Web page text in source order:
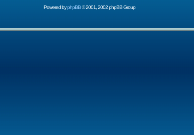
Powered byphpBB© 2001, 2002 phpBB Group